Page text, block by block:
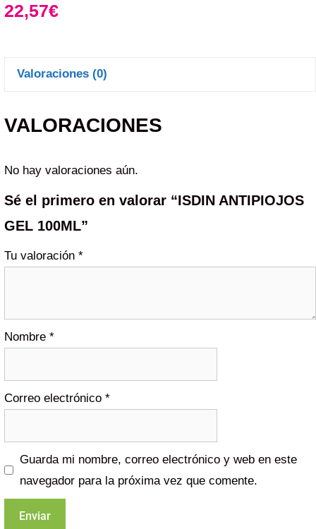
22,57€
Valoraciones (0)
VALORACIONES
No hay valoraciones aún.
Sé el primero en valorar “ISDIN ANTIPIOJOS
GEL 100ML”
Tu valoración *
Nombre *
Correo electrónico *
Guarda mi nombre, correo electrónico y web en este
navegador para la próxima vez que comente.